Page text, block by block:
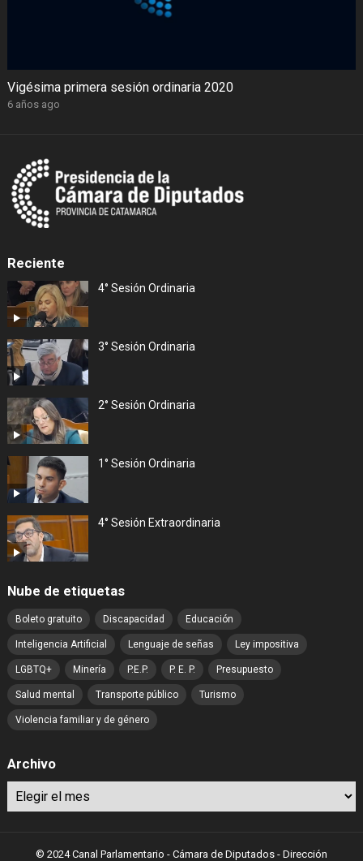
Vigésima primera sesión ordinaria 2020
6 años ago
Reciente
4° Sesión Ordinaria
3° Sesión Ordinaria
2° Sesión Ordinaria
1° Sesión Ordinaria
4° Sesión Extraordinaria
Nube de etiquetas
Boleto gratuito Discapacidad Educación
Inteligencia Artificial Lenguaje de señas Ley impositiva
LGBTQ+ Minería P.E.P. P. E. P. Presupuesto
Salud mental Transporte público Turismo
Violencia familiar y de género
Archivo
Archivo
© 2024 Canal Parlamentario - Cámara de Diputados - Dirección